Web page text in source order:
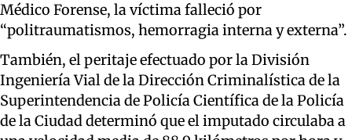
Médico Forense, la víctima falleció por
“politraumatismos, hemorragia interna y externa”.
También, el peritaje efectuado por la División
Ingeniería Vial de la Dirección Criminalística de la
Superintendencia de Policía Científica de la Policía
de la Ciudad determinó que el imputado circulaba a